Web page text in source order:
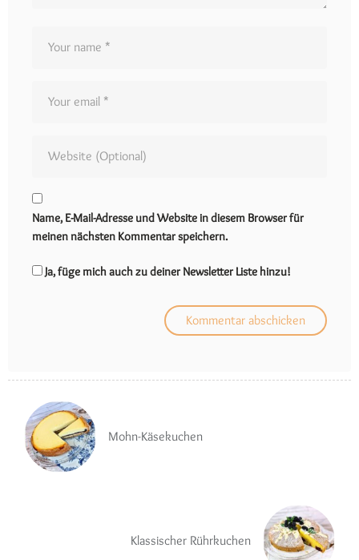
Name, E-Mail-Adresse und Website in diesem Browser für
meinen nächsten Kommentar speichern.
Ja, füge mich auch zu deiner Newsletter Liste hinzu!
Mohn-Käsekuchen
Klassischer Rührkuchen